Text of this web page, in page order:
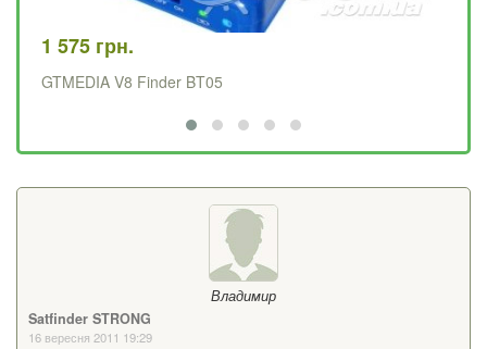
1 575 грн.
GTMEDIA V8 Finder BT05
Владимир
Satfinder STRONG
16 вересня 2011 19:29